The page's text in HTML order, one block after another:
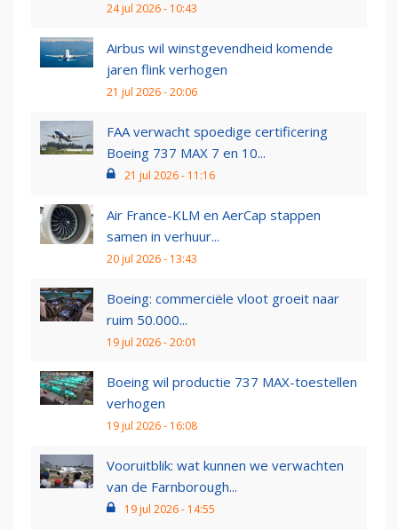
24 jul 2026 - 10:43
Airbus wil winstgevendheid komende
jaren flink verhogen
21 jul 2026 - 20:06
FAA verwacht spoedige certificering
Boeing 737 MAX 7 en 10...
21 jul 2026 - 11:16
Air France-KLM en AerCap stappen
samen in verhuur...
20 jul 2026 - 13:43
Boeing: commerciële vloot groeit naar
ruim 50.000...
19 jul 2026 - 20:01
Boeing wil productie 737 MAX-toestellen
verhogen
19 jul 2026 - 16:08
Vooruitblik: wat kunnen we verwachten
van de Farnborough...
19 jul 2026 - 14:55